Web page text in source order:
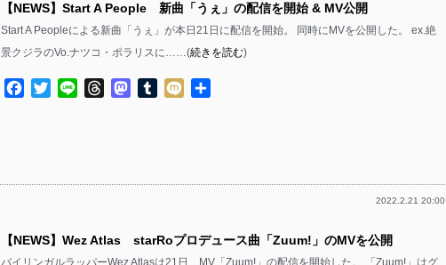
【NEWS】Start A People 新曲「うぇ」の配信を開始 & MV公開
Start A Peopleによる新曲「うぇ」が本日21日に配信を開始。 同時にMVを公開した。 ex.絶
景クジラのVo.ナツコ・ポラリスに……(続きを読む)
Facebook
TwitterLine ThreadsMastodon
TumblrMixi
2022.2.21 20:00
【NEWS】Wez Atlas starRoプロデュース曲「Zuum!」のMVを公開
バイリンガルラッパーWez Atlasは21日、MV「Zuum!」の配信を開始した。 「Zuum!」はグ